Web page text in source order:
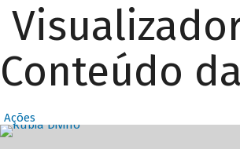
Conteúdo
Ações